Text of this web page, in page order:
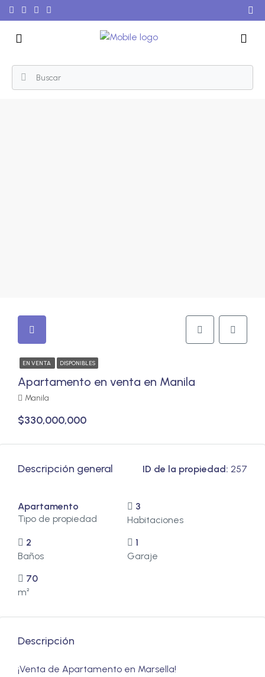
EN VENTA DISPONIBLES
Apartamento en venta en Manila
Manila
$330,000,000
Descripción general ID de la propiedad: 257
Apartamento
Tipo de propiedad
3
Habitaciones
2
Baños
1
Garaje
70
m²
Descripción
¡Venta de Apartamento en Marsella!